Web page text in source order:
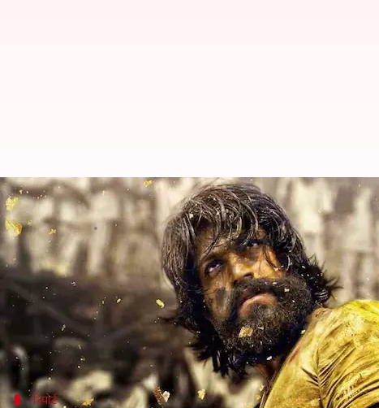
2024 में रिलीज होगी 'KGF चैप्टर 3',
लेखन चंद्रशेखर कुमार May 15, 2022 02:54 pm
क्या है खबर?
दक्षिण भारतीयअभिनेता यशकी फिल्म 'KGF चैप्टर 2'ने
फिल्म 14 अप्रैल को सिनेमाघरों में रिलीज हुई थी।
रिपोर्ट